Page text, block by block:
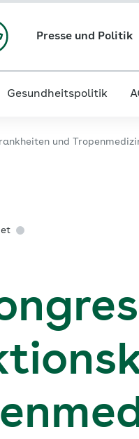
Presse und Politik
Gesundheitspolitik
und